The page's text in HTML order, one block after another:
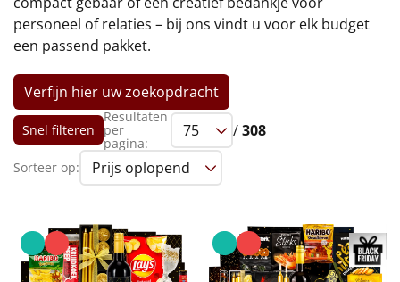
Luxe
Mannen
Vrouwen
Duurzaam
Goedkope
personeel of relaties – bij ons vindt u voor elk budget
een passend pakket.
Verfijn hier uw zoekopdracht
Snel filteren
Resultaten
per
pagina:
/308
Sorteer op: